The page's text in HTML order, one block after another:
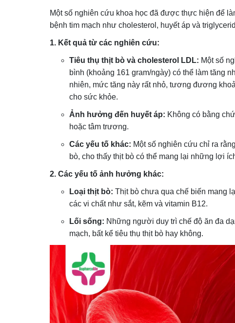
Một số nghiên cứu khoa học đã được thực hiện để
bệnh tim mạch như cholesterol, huyết áp và
1. Kết quả từ các nghiên cứu:
Tiêu thụ thịt bò và cholesterol LDL: Một số
bình (khoảng 161 gram/ngày) có thể làm tăng
nhiên, mức tăng này rất nhỏ, tương đương
cho sức khỏe.
Ảnh hưởng đến huyết áp: Không có bằng
hoặc tâm trương.
Các yếu tố khác: Một số nghiên cứu chỉ ra
bò, cho thấy thịt bò có thể mang lại những lợi
2. Các yếu tố ảnh hưởng khác:
Loại thịt bò: Thịt bò chưa qua chế biến mang
các vi chất như sắt, kẽm và vitamin B12.
Lối sống: Những người duy trì chế độ ăn đa
mạch, bất kể tiêu thụ thịt bò hay không.